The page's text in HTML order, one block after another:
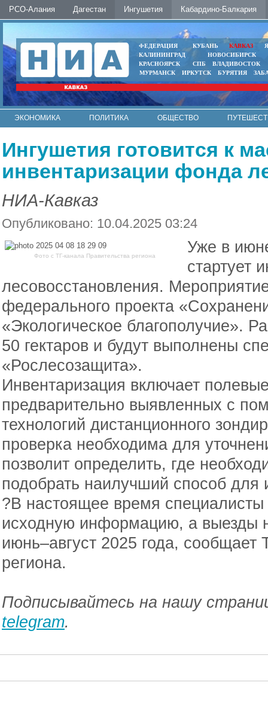
РСО-Алания Дагестан Ингушетия Кабардино-Балкария
ФЕДЕРАЦИЯ КУБАНЬ КАВКАЗ
КАЛИНИНГРАД
НОВОСИБИРСК
КРАСНОЯРСК
СПБ
ВЛАДИВОСТОК
МУРМАНСК
ИРКУТСК БУРЯТИЯ
ЭКОНОМИКА ПОЛИТИКА ОБЩЕСТВО
Ингушетия готовится к
инвентаризации фонда
НИА-Кавказ
Опубликовано: 10.04.2025 03:24
Фото с ТГ-канала Правительства региона
Уже в
стартует
лесовосстановления.
федерального проекта
«Экологическое благополучие».
50 гектаров и будут выполнены
«Рослесозащита».
Инвентаризация включает
предварительно выявленных с
технологий дистанционного
проверка необходима для
позволит определить, где
подобрать наилучший способ для
?В настоящее время
исходную информацию, а выезды
июнь–август 2025 года, сообщает
региона.
Подписывайтесь на нашу
telegram.